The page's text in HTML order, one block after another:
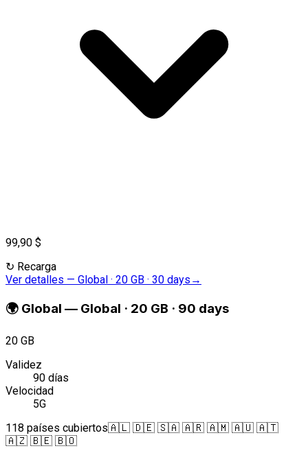
99,90 $
↻ Recarga
Ver detalles — Global · 20 GB · 30 days →
🌍 Global — Global · 20 GB · 90 days
20 GB
Validez
90 días
Velocidad
5G
118 países cubiertos🇦🇱 🇩🇪 🇸🇦 🇦🇷 🇦🇲 🇦🇺 🇦🇹
🇦🇿 🇧🇪 🇧🇴